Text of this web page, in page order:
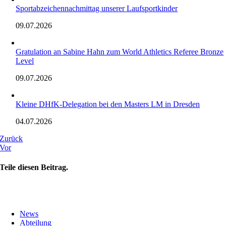
Sportabzeichennachmittag unserer Laufsportkinder
09.07.2026
Gratulation an Sabine Hahn zum World Athletics Referee Bronze
Level
09.07.2026
Kleine DHfK-Delegation bei den Masters LM in Dresden
04.07.2026
Zurück
Vor
Teile diesen Beitrag.
News
Abteilung